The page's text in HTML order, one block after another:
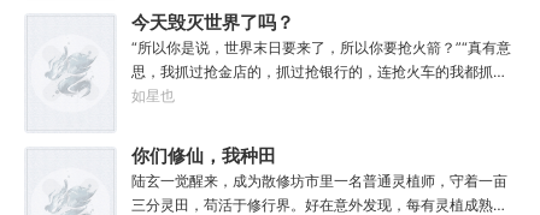
无灾，获得道果【无垢心】女儿三岁，活泼机灵，获得道果
【棋圣】女儿四岁、五岁、六岁…………李澈发现，女儿每长
大一岁，他便可凝聚出一颗道果，加持己身。从此以后，李
澈有了一个朴实无华的愿望。一岁一道果，默默守长生。为
父只想……从老婆孩子热炕头开始，心平气和的守护女儿长
间。
今天毁灭世界了吗？
“所以你是说，世界末日要来了，所以你要抢火箭？”“真有意
思，我抓过抢金店的，抓过抢银行的，连抢火车的我都抓
过，就是没抓过抢火箭的。”“你怎么想的？就算你真把火箭
开。”“真的，我已经开过无数次了。”“还有，你们真得快
点，我没时间了。”“没时间？”男人呵呵一笑。“你很忙
吗？”“很忙。”林序点点头。“我得去毁灭下一个世界了。”
如星也
你们修仙，我种田
陆玄一觉醒来，成为散修坊市里一名普通灵植师，守着一亩
三分灵田，苟活于修行界。好在意外发现，每有灵植成熟，